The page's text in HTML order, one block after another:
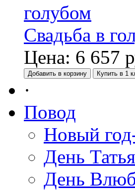
Свадьба в
Цена: 6 657
Добавить в корзину Купить в 1
·
Повод
Новый
День
День